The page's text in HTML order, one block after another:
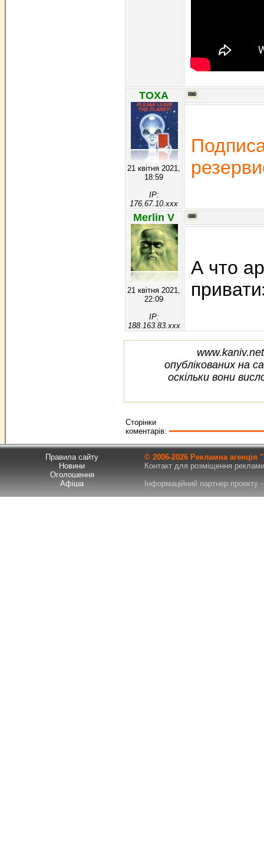
TOXA
21 квітня 2021,
18:59
IP:
176.67.10.xxx
Merlin V
21 квітня 2021,
22:09
IP:
188.163.83.xxx
А что
опублікованих на
оскільки вони
Сторінки
коментарів:
Правила сайту
Новини
Оголошення
Афіша
© 2006-2026 Рекламна
Контакт для розміщення
Інформаційний партнер проекту